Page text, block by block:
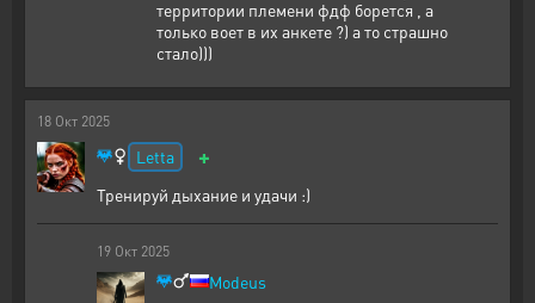
территории племени фдф борется , а
только воет в их анкете ?) а то страшно
стало)))
18 Окт 2025
Letta +
Тренируй дыхание и удачи :)
19 Окт 2025
Modeus